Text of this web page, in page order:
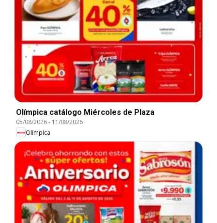
Olímpica catálogo Miércoles de Plaza
05/08/2026- 11/08/2026
Olímpica